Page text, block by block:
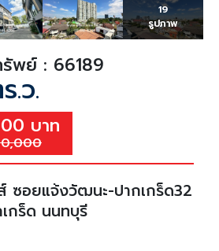
19
รูปภาพ
พย์ : 66189
.ว.
บาท
ซอยแจ้งวัฒนะ-ปากเกร็ด32
กร็ด นนทบุรี